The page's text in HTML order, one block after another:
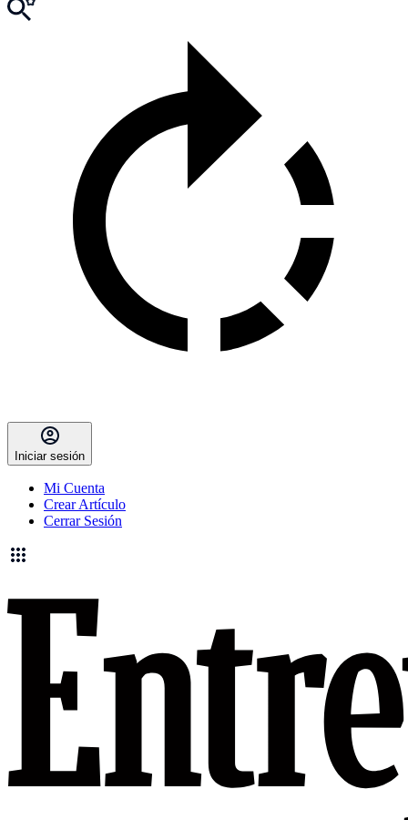
Iniciar sesión
Mi Cuenta
Crear Artículo
Cerrar Sesión